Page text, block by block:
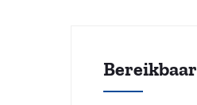
Bereikbaar